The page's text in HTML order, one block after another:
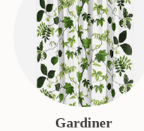
Gardiner